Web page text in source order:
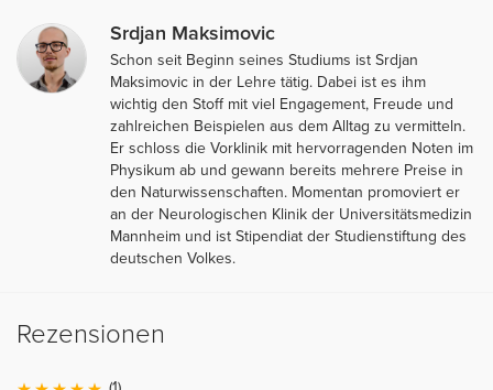
Srdjan Maksimovic
Schon seit Beginn seines Studiums ist Srdjan
Maksimovic in der Lehre tätig. Dabei ist es ihm
wichtig den Stoff mit viel Engagement, Freude und
zahlreichen Beispielen aus dem Alltag zu vermitteln.
Er schloss die Vorklinik mit hervorragenden Noten im
Physikum ab und gewann bereits mehrere Preise in
den Naturwissenschaften. Momentan promoviert er
an der Neurologischen Klinik der Universitätsmedizin
Mannheim und ist Stipendiat der Studienstiftung des
deutschen Volkes.
Rezensionen